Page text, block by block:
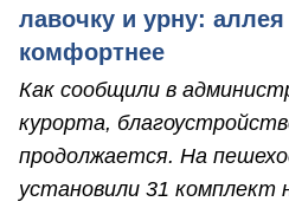
лавочку и урну: аллея
комфортнее
Как сообщили в
курорта,
продолжается. На
установили 31 комплект